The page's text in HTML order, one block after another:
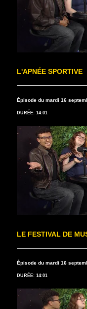
L'APNÉE SPORTIVE
Épisode du mardi 16
DURÉE: 14:01
LE FESTIVAL DE
Épisode du mardi 16
DURÉE: 14:01